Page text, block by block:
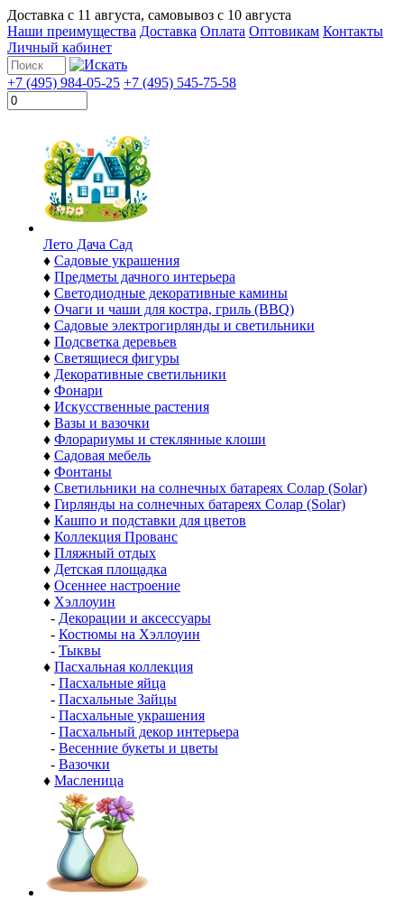
Доставка с 11 августа, самовывоз с 10 августа
Наши преимущества Доставка Оплата Оптовикам Контакты
Личный кабинет
+7 (495) 984-05-25 +7 (495) 545-75-58
Лето Дача Сад
♦ Садовые украшения
♦ Предметы дачного интерьера
♦ Светодиодные декоративные камины
♦ Очаги и чаши для костра, гриль (BBQ)
♦ Садовые электрогирлянды и светильники
♦ Подсветка деревьев
♦ Светящиеся фигуры
♦ Декоративные светильники
♦ Фонари
♦ Искусственные растения
♦ Вазы и вазочки
♦ Флорариумы и стеклянные клоши
♦ Садовая мебель
♦ Фонтаны
♦ Светильники на солнечных батареях Солар (Solar)
♦ Гирлянды на солнечных батареях Солар (Solar)
♦ Кашпо и подставки для цветов
♦ Коллекция Прованс
♦ Пляжный отдых
♦ Детская площадка
♦ Осеннее настроение
♦ Хэллоуин
- Декорации и аксессуары
- Костюмы на Хэллоуин
- Тыквы
♦ Пасхальная коллекция
- Пасхальные яйца
- Пасхальные Зайцы
- Пасхальные украшения
- Пасхальный декор интерьера
- Весенние букеты и цветы
- Вазочки
♦ Масленица